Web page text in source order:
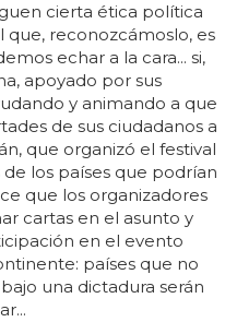
cierta ética política
reconozcámoslo, es
echar a la cara... si,
apoyado por sus
y animando a que
de sus ciudadanos a
que organizó el festival
los países que podrían
que los organizadores
cartas en el asunto y
en el evento
países que no
una dictadura serán